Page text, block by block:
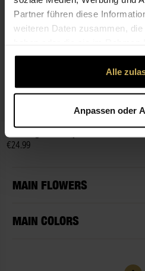
Partner führen diese
weiteren Daten zusammen,
gesammelt haben.
Alle
Anpassen oder
€24.99
In
MAIN FLOWERS
MAIN COLORS